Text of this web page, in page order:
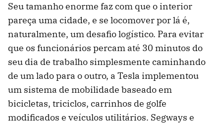
Seu tamanho enorme faz com que o interior
pareça uma cidade, e se locomover por lá é,
naturalmente, um desafio logístico. Para evitar
que os funcionários percam até 30 minutos do
seu dia de trabalho simplesmente caminhando
de um lado para o outro, a Tesla implementou
um sistema de mobilidade baseado em
bicicletas, triciclos, carrinhos de golfe
modificados e veículos utilitários. Segways e